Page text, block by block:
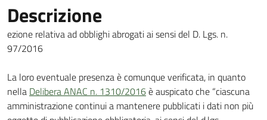
Descrizione
ezione relativa ad obblighi abrogati ai sensi del D. Lgs. n.
97/2016
La loro eventuale presenza è comunque verificata, in quanto
nella Delibera ANAC n. 1310/2016è auspicato che “ciascuna
amministrazione continui a mantenere pubblicati i dati non più